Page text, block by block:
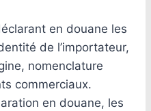
en douane les
de l’importateur,
nomenclature
commerciaux.
en douane, les